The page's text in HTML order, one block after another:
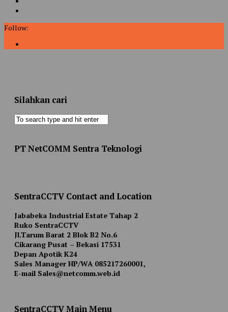
Follow:
Silahkan cari
PT NetCOMM Sentra Teknologi
SentraCCTV Contact and Location
Jababeka Industrial Estate Tahap 2
Ruko SentraCCTV
Jl.Tarum Barat 2 Blok B2 No.6
Cikarang Pusat – Bekasi 17531
Depan Apotik K24
Sales Manager HP/WA 085217260001,
E-mail Sales@netcomm.web.id
SentraCCTV Main Menu